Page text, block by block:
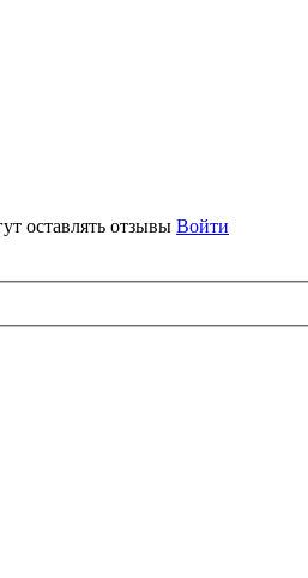
оставлять отзывы Войти